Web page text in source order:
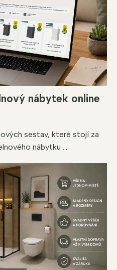
nábytek online
sestav, které stojí za
nábytku ...